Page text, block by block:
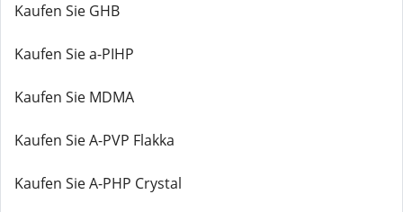
Kaufen Sie GHB
Kaufen Sie a-PIHP
Kaufen Sie MDMA
Kaufen Sie A-PVP Flakka
Kaufen Sie A-PHP Crystal